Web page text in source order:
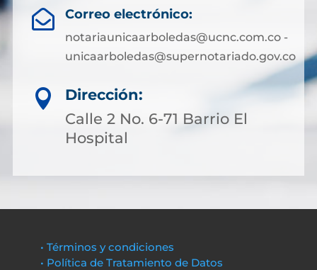
 Correo electrónico:
notariaunicaarboledas@ucnc.com.co -
unicaarboledas@supernotariado.gov.co

Dirección:
Calle 2 No. 6-71 Barrio El
Hospital
• Términos y condiciones
• Política de Tratamiento de Datos